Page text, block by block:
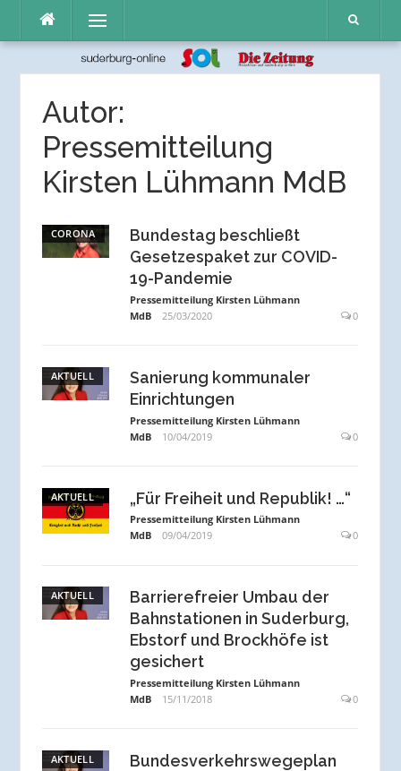
Inhalt
Menü
Autor:
Pressemitteilung
Kirsten Lühmann MdB
CORONA
Bundestag beschließt
Gesetzespaket zur COVID-
19-Pandemie
Pressemitteilung Kirsten Lühmann
MdB
25/03/2020 0
AKTUELL
Sanierung kommunaler
Einrichtungen
Pressemitteilung Kirsten Lühmann
MdB
10/04/2019 0
AKTUELL „Für Freiheit und Republik! …“
Pressemitteilung Kirsten Lühmann
MdB
09/04/2019 0
AKTUELL
Barrierefreier Umbau der
Bahnstationen in Suderburg,
Ebstorf und Brockhöfe ist
gesichert
Pressemitteilung Kirsten Lühmann
MdB
15/11/2018 0
AKTUELL
Bundesverkehrswegeplan